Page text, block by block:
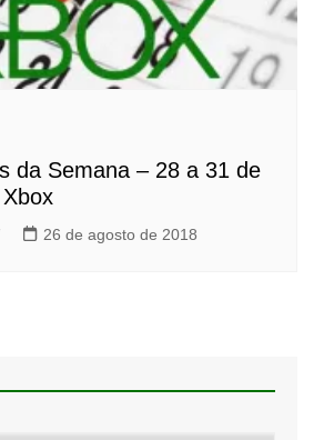
da Semana – 28 a 31 de
26 de agosto de 2018